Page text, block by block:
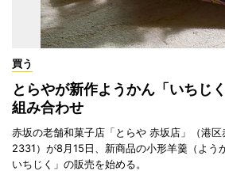
買う
とらやが新作ようかん「いちじ
組み合わせ
赤坂の老舗和菓子店「とらや 赤坂店」（港
2331）が8月15日、新商品の小形羊羹（よう
いちじく」の販売を始める。